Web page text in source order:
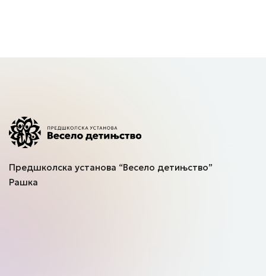
Предшколска установа “Весело детињство”
Рашка